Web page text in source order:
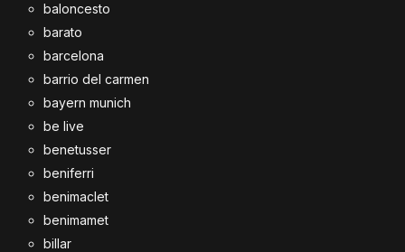
baloncesto
barato
barcelona
barrio del carmen
bayern munich
be live
benetusser
beniferri
benimaclet
benimamet
billar